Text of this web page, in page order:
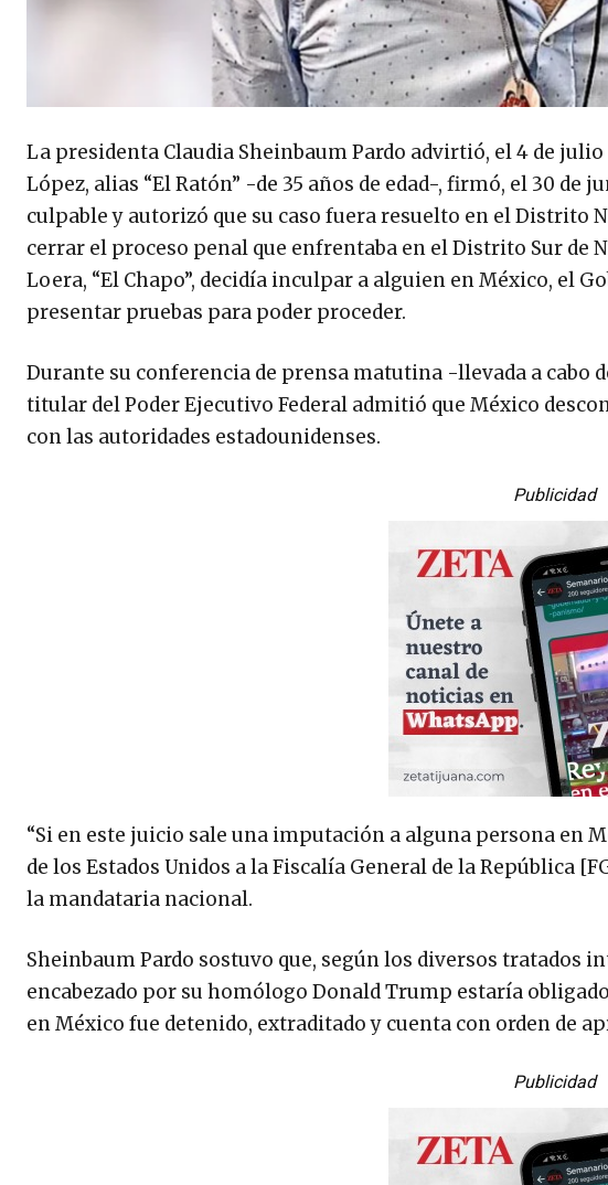
La presidenta Claudia Sheinbaum Pardo advirtió, el 4 de
López, alias “El Ratón” -de 35 años de edad-, firmó, el 30
culpable y autorizó que su caso fuera resuelto en el
cerrar el proceso penal que enfrentaba en el Distrito Sur de
Loera, “El Chapo”, decidía inculpar a alguien en México, el
presentar pruebas para poder proceder.
Durante su conferencia de prensa matutina -llevada a cabo
titular del Poder Ejecutivo Federal admitió que México
con las autoridades estadounidenses.
Publicidad
“Si en este juicio sale una imputación a alguna persona en
de los Estados Unidos a la Fiscalía General de la República
la mandataria nacional.
Sheinbaum Pardo sostuvo que, según los diversos tratados
encabezado por su homólogo Donald Trump estaría
en México fue detenido, extraditado y cuenta con orden de
Publicidad